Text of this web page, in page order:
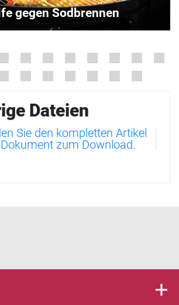
gegen Sodbrennen
Dateien
Sie den kompletten Artikel
zum Download.